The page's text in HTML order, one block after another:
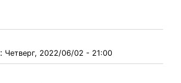
Четверг, 2022/06/02 - 21:00